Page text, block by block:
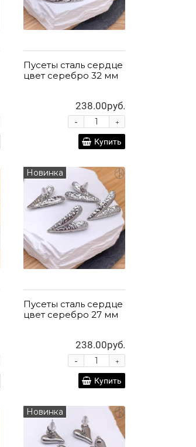
Пусеты сталь сердце
цвет серебро 32 мм
238.00руб.
+
-
Купить
Новинка
Пусеты сталь сердце
цвет серебро 27 мм
238.00руб.
+
-
Купить
Новинка